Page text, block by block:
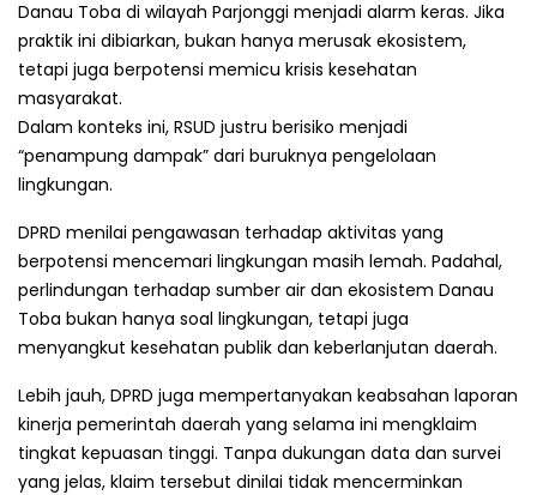
Danau Toba di wilayah Parjonggi menjadi alarm keras. Jika
praktik ini dibiarkan, bukan hanya merusak ekosistem,
tetapi juga berpotensi memicu krisis kesehatan
masyarakat.
Dalam konteks ini, RSUD justru berisiko menjadi
“penampung dampak” dari buruknya pengelolaan
lingkungan.
DPRD menilai pengawasan terhadap aktivitas yang
berpotensi mencemari lingkungan masih lemah. Padahal,
perlindungan terhadap sumber air dan ekosistem Danau
Toba bukan hanya soal lingkungan, tetapi juga
menyangkut kesehatan publik dan keberlanjutan daerah.
Lebih jauh, DPRD juga mempertanyakan keabsahan laporan
kinerja pemerintah daerah yang selama ini mengklaim
tingkat kepuasan tinggi. Tanpa dukungan data dan survei
yang jelas, klaim tersebut dinilai tidak mencerminkan